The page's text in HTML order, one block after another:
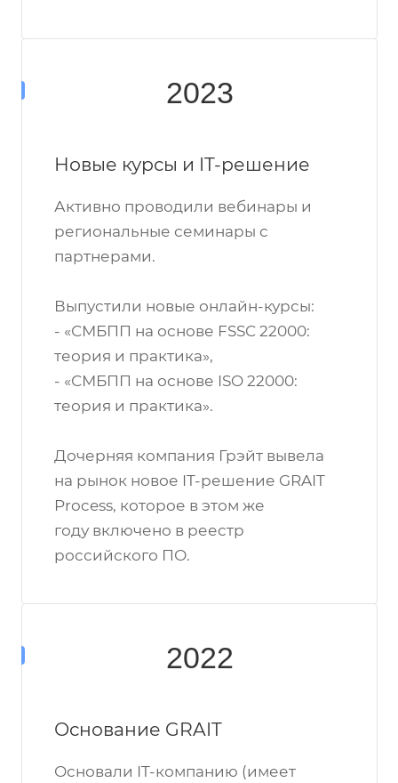
2023
Новые курсы и IT-решение
Активно проводили вебинары и
региональные семинары с
партнерами.
Выпустили новые онлайн-курсы:
- «СМБПП на основе FSSC 22000:
теория и практика»,
- «СМБПП на основе ISO 22000:
теория и практика».
Дочерняя компания Грэйт вывела
на рынок новое IT-решение GRAIT
Process, которое в этом же
году включено в реестр
российского ПО.
2022
Основание GRAIT
Основали IT-компанию (имеет